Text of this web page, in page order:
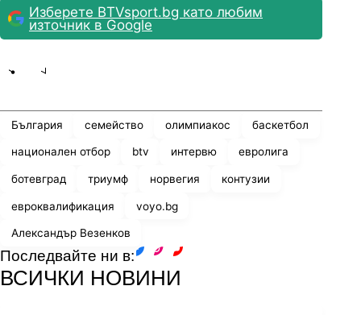
Изберете BTVsport.bg като любим
източник в Google
България семейство олимпиакос баскетбол
национален отбор btv интервю евролига
ботевград триумф норвегия контузии
евроквалификация voyo.bg
Александър Везенков
Последвайте ни в:
ВСИЧКИ НОВИНИ